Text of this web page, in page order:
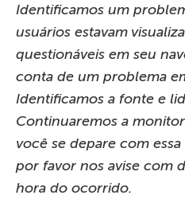
Identificamos um
usuários estavam
questionáveis em seu
conta de um problema
Identificamos a fonte e
Continuaremos a
você se depare com
por favor nos avise com
hora do ocorrido.